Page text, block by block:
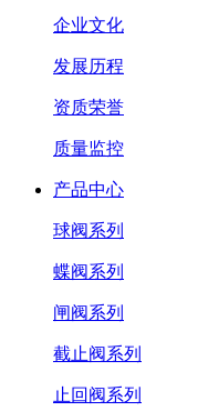
企业文化
发展历程
资质荣誉
质量监控
产品中心
球阀系列
蝶阀系列
闸阀系列
截止阀系列
止回阀系列